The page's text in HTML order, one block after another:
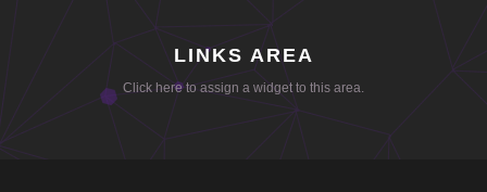
LINKS AREA
Click here to assign a widget to this area.